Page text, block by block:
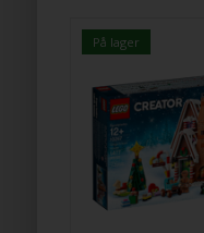
På lager